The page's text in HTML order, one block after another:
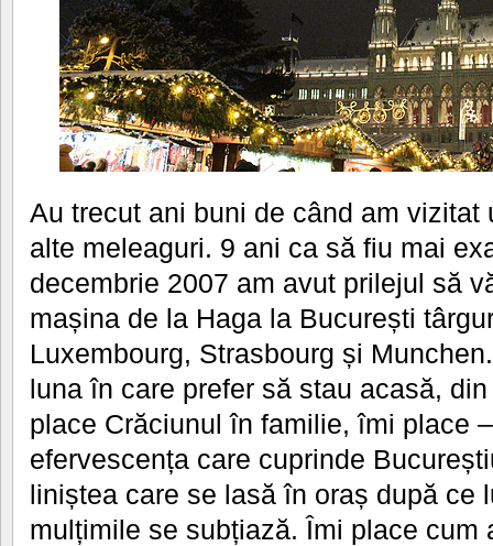
Au trecut ani buni de când am vizitat
alte meleaguri. 9 ani ca să fiu mai
decembrie 2007 am avut prilejul să
mașina de la Haga la București
Luxembourg, Strasbourg și
luna în care prefer să stau acasă,
place Crăciunul în familie, îmi place
efervescența care cuprinde
liniștea care se lasă în oraș după ce
mulțimile se subțiază. Îmi place cum